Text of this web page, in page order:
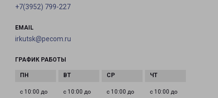
+7(3952) 799-227
EMAIL
irkutsk@pecom.ru
ГРАФИК РАБОТЫ
с 10:00 до
с 10:00 до
с 10:00 до
с 10:00 до